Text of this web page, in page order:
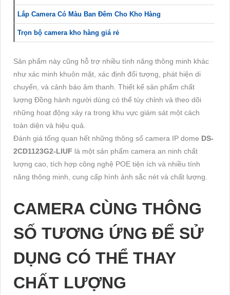
Lắp Camera Có Màu Ban Đêm Cho Kho Hàng
Trọn bộ camera kho hàng giá rẻ
Sản phẩm này cũng hỗ trợ nhiều tính năng thông minh khác
như xác minh khuôn mặt, xác định đối tượng, phát hiện di
chuyển, và cảnh báo âm thanh. Thiết kế sản phẩm chất
lượng Đồng hành người dùng có thể tùy chỉnh và theo dõi
những hoạt động xảy ra trong khu vực giám sát một cách
toàn diện và hiệu quả.
Đánh giá tổng quan hết những thông số camera IP dome DS-
2CD1123G2-LIUF là một sản phẩm camera an ninh chất
lượng cao, tích hợp công nghệ POE tiện ích và nhiều tính
năng thông minh, cung cấp hình ảnh sắc nét và chất lượng.
CAMERA CÙNG THÔNG
SỐ TƯƠNG ỨNG ĐỂ SỬ
DỤNG CÓ THỂ THAY
CHẤT LƯỢNG